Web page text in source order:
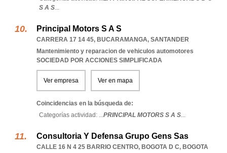
S A S...
Principal Motors S A S
CARRERA 17 14 45, BUCARAMANGA, SANTANDER
Mantenimiento y reparacion de vehiculos automotores
SOCIEDAD POR ACCIONES SIMPLIFICADA
Ver empresa Ver en mapa
Coincidencias en la búsqueda de:
Categorías actividad: ...PRINCIPAL MOTORS S A S...
Consultoria Y Defensa Grupo Gens Sas
CALLE 16 N 4 25 BARRIO CENTRO, BOGOTA D C, BOGOTA